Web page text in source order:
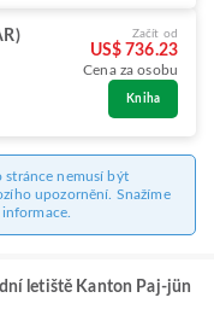
Začít od
US$ 736.23
Cena za osobu
Kniha
stránce nemusí být
upozornění. Snažíme
letiště Kanton Paj-jün